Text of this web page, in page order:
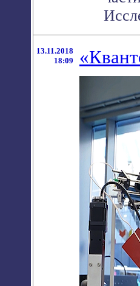
13.11.2018
18:09